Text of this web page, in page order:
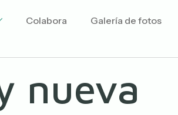
Colabora Galería de fotos
nueva